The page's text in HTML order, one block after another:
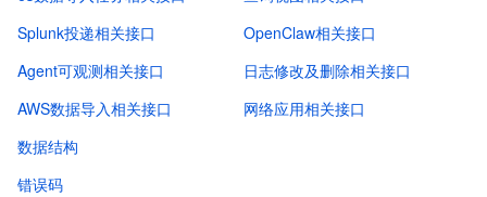
Splunk投递相关接口
Agent可观测相关接口
AWS数据导入相关接口
OpenClaw相关接口
日志修改及删除相关接口
网络应用相关接口
数据结构
错误码